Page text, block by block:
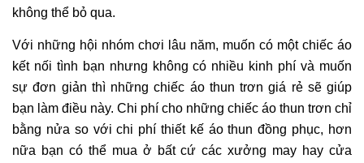
không thể bỏ qua.
Với những hội nhóm chơi lâu năm, muốn có một chiếc áo
kết nối tình bạn nhưng không có nhiều kinh phí và muốn
sự đơn giản thì những chiếc áo thun trơn giá rẻ sẽ giúp
bạn làm điều này. Chi phí cho những chiếc áo thun trơn chỉ
bằng nửa so với chi phí thiết kế áo thun đồng phục, hơn
nữa bạn có thể mua ở bất cứ các xưởng may hay cửa